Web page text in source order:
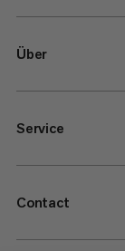
Über
Service
Contact